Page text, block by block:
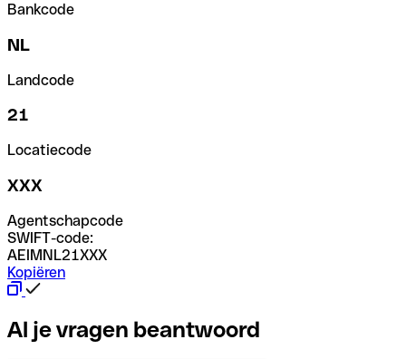
Bankcode
NL
Landcode
21
Locatiecode
XXX
Agentschapcode
SWIFT-code:
AEIMNL21XXX
Kopiëren
Al je vragen beantwoord